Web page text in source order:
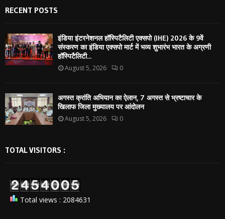
RECENT POSTS
इंडिया इंटरनेशनल हॉस्पिटैलिटी एक्सपो (IHE) 2026 के 9वें
संस्करण का इंडिया एक्सपो मार्ट में भव्य शुभारंभ भारत के अग्रणी
हॉस्पिटैलिटी...
August 5, 2026 0
अगस्त क्रांति अभियान का ऐलान, 7 अगस्त से भ्रष्टाचार के
खिलाफ जिला मुख्यालय पर आंदोलन
August 5, 2026 0
TOTAL VISITORS :
Total views : 2084631